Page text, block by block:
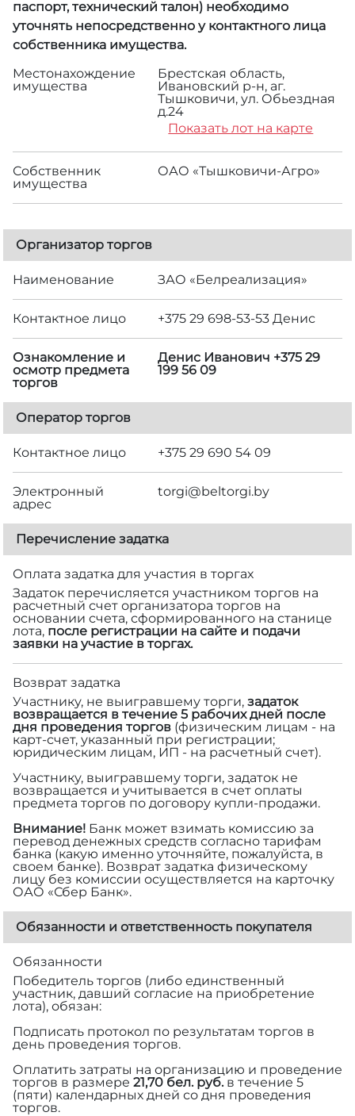
паспорт, технический талон) необходимо
уточнять непосредственно у контактного лица
собственника имущества.
Местонахождение
имущества
Брестская область,
Ивановский р-н, аг.
Тышковичи, ул. Обьездная
д.24
Показать лот на карте
Собственник
имущества
ОАО «Тышковичи-Агро»
Организатор торгов
Наименование ЗАО «Белреализация»
Контактное лицо +375 29 698-53-53 Денис
Ознакомление и
осмотр предмета
торгов
Денис Иванович +375 29
199 56 09
Оператор торгов
Контактное лицо +375 29 690 54 09
Электронный
адрес
torgi@beltorgi.by
Перечисление задатка
Оплата задатка для участия в торгах
Задаток перечисляется участником торгов на
расчетный счет организатора торгов на
основании счета, сформированного на станице
лота, после регистрации на сайте и подачи
заявки на участие в торгах.
Возврат задатка
Участнику, не выигравшему торги, задаток
возвращается в течение 5 рабочих дней после
дня проведения торгов (физическим лицам - на
карт-счет, указанный при регистрации;
юридическим лицам, ИП - на расчетный счет).
Участнику, выигравшему торги, задаток не
возвращается и учитывается в счет оплаты
предмета торгов по договору купли-продажи.
Внимание! Банк может взимать комиссию за
перевод денежных средств согласно тарифам
банка (какую именно уточняйте, пожалуйста, в
своем банке). Возврат задатка физическому
лицу без комиссии осуществляется на карточку
ОАО «Сбер Банк».
Обязанности и ответственность покупателя
Обязанности
Победитель торгов (либо единственный
участник, давший согласие на приобретение
лота), обязан:
Подписать протокол по результатам торгов в
день проведения торгов.
Оплатить затраты на организацию и проведение
торгов в размере 21,70 бел. руб.в течение 5
(пяти) календарных дней со дня проведения
торгов.